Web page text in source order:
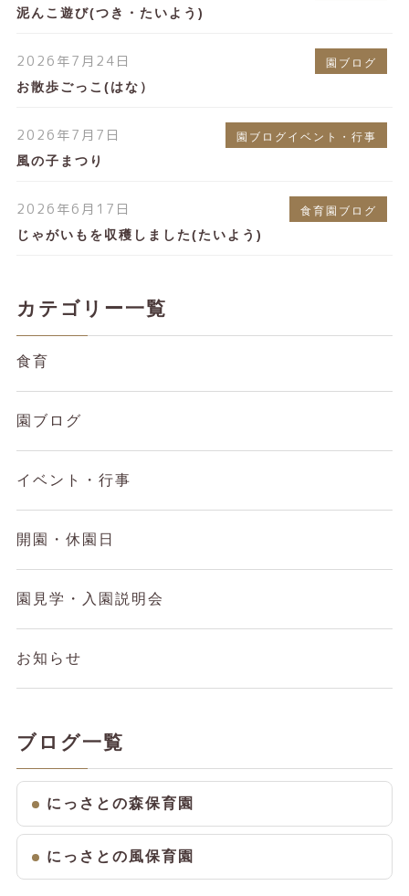
泥んこ遊び(つき・たいよう)
2026年7月24日 園ブログ
お散歩ごっこ(はな）
2026年7月7日 園ブログイベント・行事
風の子まつり
2026年6月17日 食育園ブログ
じゃがいもを収穫しました(たいよう)
カテゴリー一覧
食育
園ブログ
イベント・行事
開園・休園日
園見学・入園説明会
お知らせ
ブログ一覧
にっさとの森保育園
にっさとの風保育園